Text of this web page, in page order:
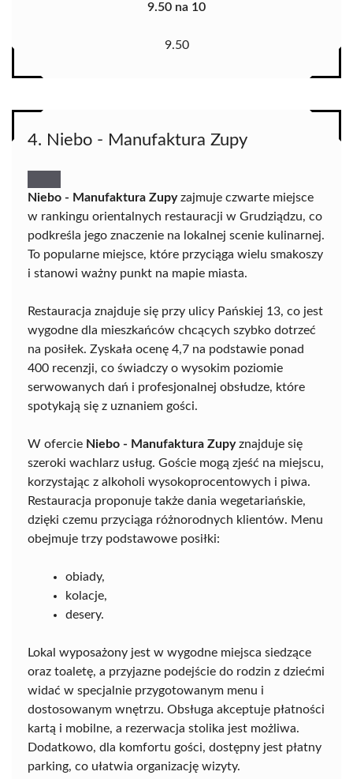
9.50 na 10
9.50
4. Niebo - Manufaktura Zupy
Niebo - Manufaktura Zupyzajmuje czwarte miejsce
w rankingu orientalnych restauracji w Grudziądzu, co
podkreśla jego znaczenie na lokalnej scenie kulinarnej.
To popularne miejsce, które przyciąga wielu smakoszy
i stanowi ważny punkt na mapie miasta.
Restauracja znajduje się przy ulicy Pańskiej 13, co jest
wygodne dla mieszkańców chcących szybko dotrzeć
na posiłek. Zyskała ocenę 4,7 na podstawie ponad
400 recenzji, co świadczy o wysokim poziomie
serwowanych dań i profesjonalnej obsłudze, które
spotykają się z uznaniem gości.
W ofercie Niebo - Manufaktura Zupyznajduje się
szeroki wachlarz usług. Goście mogą zjeść na miejscu,
korzystając z alkoholi wysokoprocentowych i piwa.
Restauracja proponuje także dania wegetariańskie,
dzięki czemu przyciąga różnorodnych klientów. Menu
obejmuje trzy podstawowe posiłki:
obiady,
kolacje,
desery.
Lokal wyposażony jest w wygodne miejsca siedzące
oraz toaletę, a przyjazne podejście do rodzin z dziećmi
widać w specjalnie przygotowanym menu i
dostosowanym wnętrzu. Obsługa akceptuje płatności
kartą i mobilne, a rezerwacja stolika jest możliwa.
Dodatkowo, dla komfortu gości, dostępny jest płatny
parking, co ułatwia organizację wizyty.